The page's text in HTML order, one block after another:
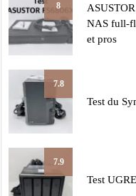
8
NAS full-
et pros
7.8
Test du
7.9
Test